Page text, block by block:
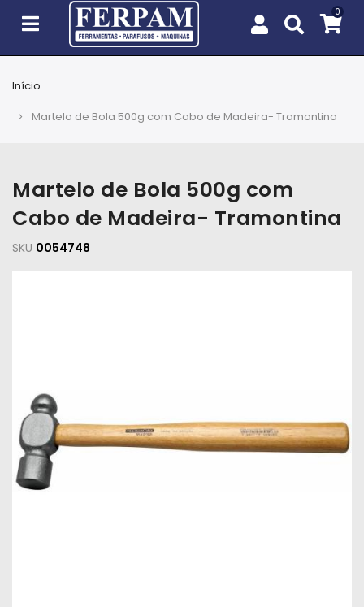
Jardim
EPIs
Fixação
Iluminação
Materiais
de
Construção
Início
Martelo de Bola 500g com Cabo de Madeira- Tramontina
Martelo de Bola 500g com
Cabo de Madeira- Tramontina
SKU 0054748